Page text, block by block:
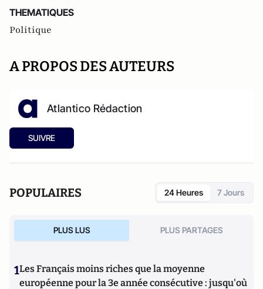
THEMATIQUES
Politique
A PROPOS DES AUTEURS
Atlantico Rédaction
SUIVRE
POPULAIRES 24 Heures 7 Jours
PLUS LUS PLUS PARTAGES
1Les Français moins riches que la moyenne
européenne pour la 3e année consécutive : jusqu'où